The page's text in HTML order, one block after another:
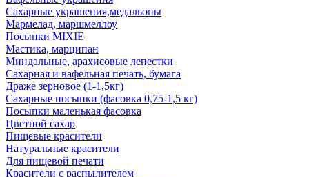
Сахарные украшения,медальоны
Мармелад, маршмеллоу
Посыпки MIXIE
Мастика, марципан
Миндальные, арахисовые лепестки
Сахарная и вафельная печать, бумага
Драже зерновое (1-1,5кг)
Сахарные посыпки (фасовка 0,75-1,5 кг)
Посыпки маленькая фасовка
Цветной сахар
Пищевые красители
Натуральные красители
Для пищевой печати
Красители с распылителем